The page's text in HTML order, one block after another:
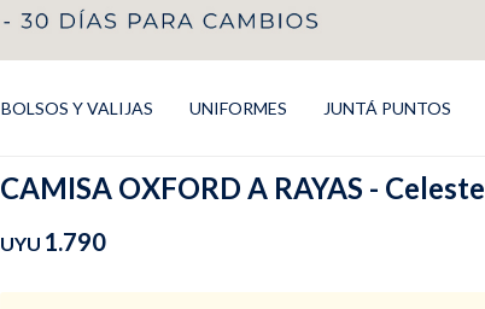
BOLSOS Y VALIJAS UNIFORMES JUNTÁ PUNTOS
CAMISA OXFORD A RAYAS - Celeste
UYU 1.790